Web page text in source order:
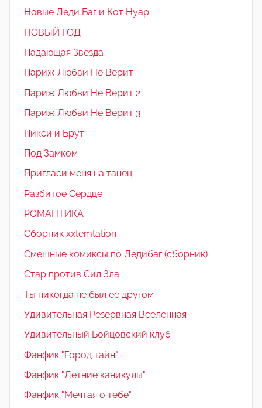
Новые Леди Баг и Кот Нуар
НОВЫЙ ГОД
Падающая Звезда
Париж Любви Не Верит
Париж Любви Не Верит 2
Париж Любви Не Верит 3
Пикси и Брут
Под Замком
Пригласи меня на танец
Разбитое Сердце
РОМАНТИКА
Сборник xxtemtation
Смешные комиксы по Ледибаг (сборник)
Стар против Сил Зла
Ты никогда не был ее другом
Удивительная Резервная Вселенная
Удивительный Бойцовский клуб
Фанфик "Город тайн"
Фанфик "Летние каникулы"
Фанфик "Мечтая о тебе"